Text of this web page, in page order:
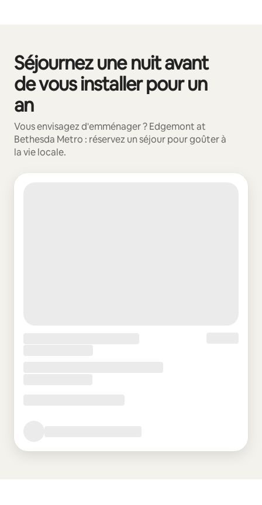
Séjournez une nuit avant
de vous installer pour un
an
Vous envisagez d'emménager ? Edgemont at
Bethesda Metro : réservez un séjour pour goûter à
la vie locale.
0 sur 0 élément visible